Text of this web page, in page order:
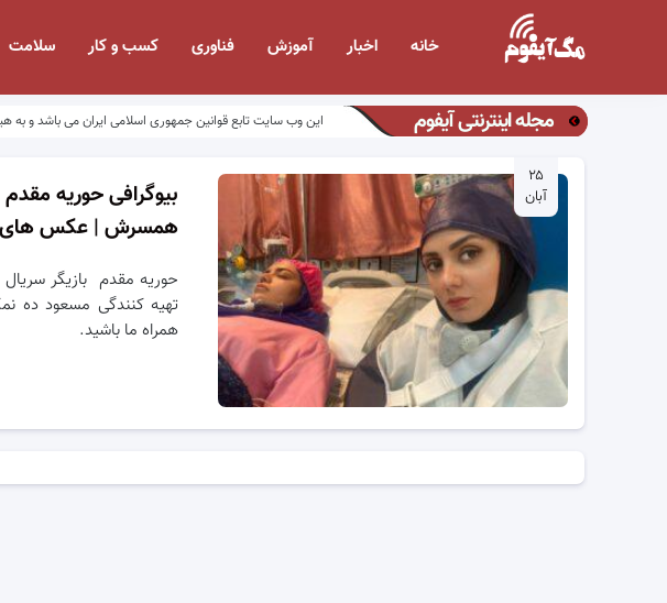
خانه اخبار آموزش فناوری کسب و کار سلامت
مجله اینترنتی آیفوم این وب سایت تابع قوانین جمهوری اسلامی ایران می باشد و به
۲۵
آبان
بیوگرافی حوریه
همسرش | عکس
حوریه مقدم بازیگر
تهیه‌ کنندگی مسعود ده
همراه ما باشید.